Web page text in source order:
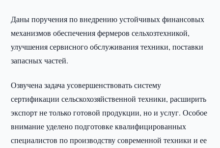
Даны поручения по внедрению устойчивых финансовых
механизмов обеспечения фермеров сельхозтехникой,
улучшения сервисного обслуживания техники, поставки
запасных частей.
Озвучена задача усовершенствовать систему
сертификации сельскохозяйственной техники, расширить
экспорт не только готовой продукции, но и услуг. Особое
внимание уделено подготовке квалифицированных
специалистов по производству современной техники и ее